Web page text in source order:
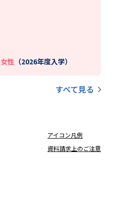
女性（2026年度入学）
すべて見る
アイコン凡例
資料請求上のご注意